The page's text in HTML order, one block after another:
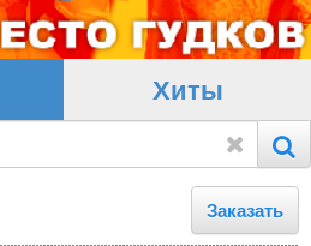
Хиты
Заказать